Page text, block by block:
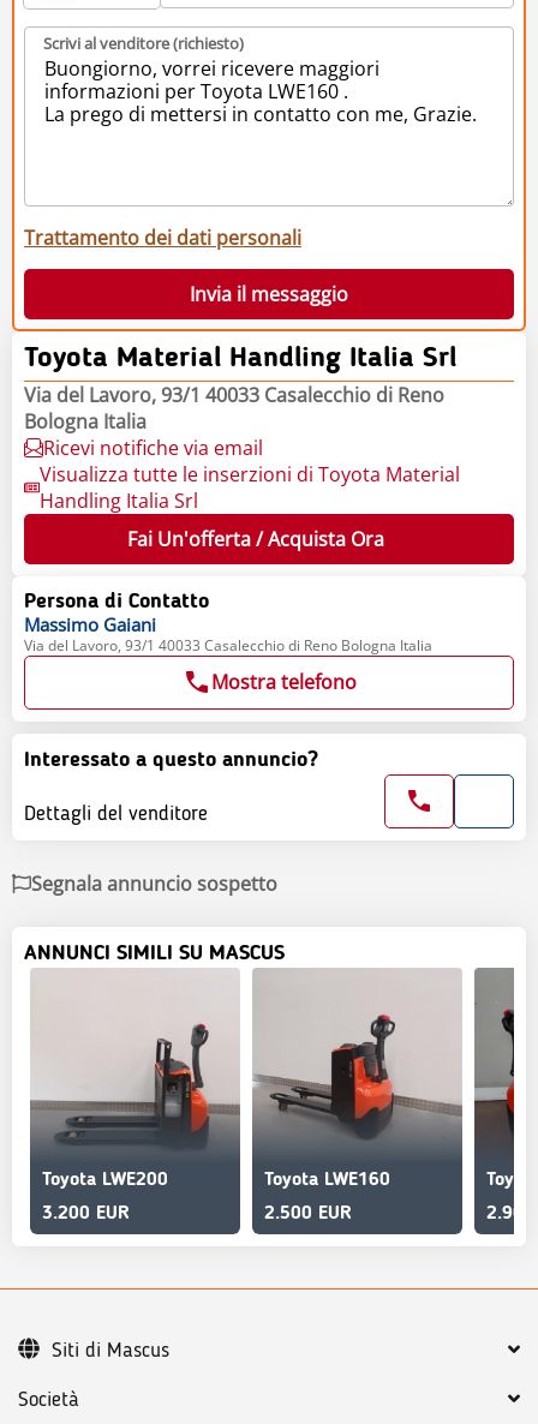
Scrivi al venditore (richiesto)
Trattamento dei dati personali
Invia il messaggio
Toyota Material Handling Italia Srl
Via del Lavoro, 93/1 40033 Casalecchio di Reno
Bologna Italia
Ricevi notifiche via email
Visualizza tutte le inserzioni di Toyota Material
Handling Italia Srl
Fai Un'offerta / Acquista Ora
Persona di Contatto
Massimo Gaiani
Via del Lavoro, 93/1 40033 Casalecchio di Reno Bologna Italia
Mostra telefono
Interessato a questo annuncio?
Dettagli del venditore
Segnala annuncio sospetto
ANNUNCI SIMILI SU MASCUS
Toyota LWE200
3.200 EUR
Toyota LWE160
2.500 EUR
2.900
Società
Siti di Mascus